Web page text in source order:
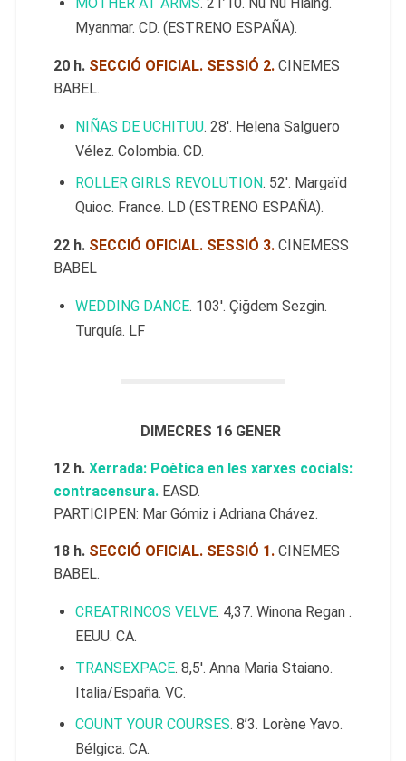
Myanmar. CD. (ESTRENO ESPAÑA).
20 h. SECCIÓ OFICIAL. SESSIÓ 2. CINEMES
BABEL.
NIÑAS DE UCHITUU. 28′. Helena Salguero
Vélez. Colombia. CD.
ROLLER GIRLS REVOLUTION. 52′. Margaïd
Quioc. France. LD (ESTRENO ESPAÑA).
22 h. SECCIÓ OFICIAL. SESSIÓ 3.CINEMESS
BABEL
WEDDING DANCE. 103′. Çiğdem Sezgin.
Turquía. LF
DIMECRES 16 GENER
12 h. Xerrada: Poètica en les xarxes cocials:
contracensura.EASD.
PARTICIPEN: Mar Gómiz i Adriana Chávez.
18 h. SECCIÓ OFICIAL. SESSIÓ 1. CINEMES
BABEL.
CREATRINCOS VELVE. 4,37. Winona Regan .
EEUU. CA.
TRANSEXPACE. 8,5′. Anna Maria Staiano.
Italia/España. VC.
COUNT YOUR COURSES. 8’3. Lorène Yavo.
Bélgica. CA.